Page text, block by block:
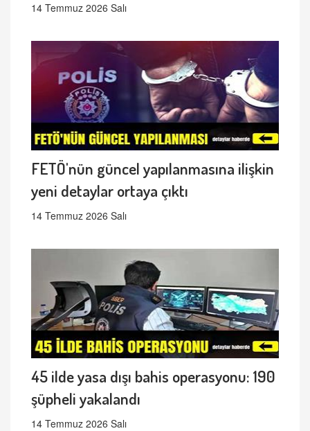
14 Temmuz 2026 Salı
FETÖ'nün güncel yapılanmasına ilişkin
yeni detaylar ortaya çıktı
14 Temmuz 2026 Salı
45 ilde yasa dışı bahis operasyonu: 190
şüpheli yakalandı
14 Temmuz 2026 Salı